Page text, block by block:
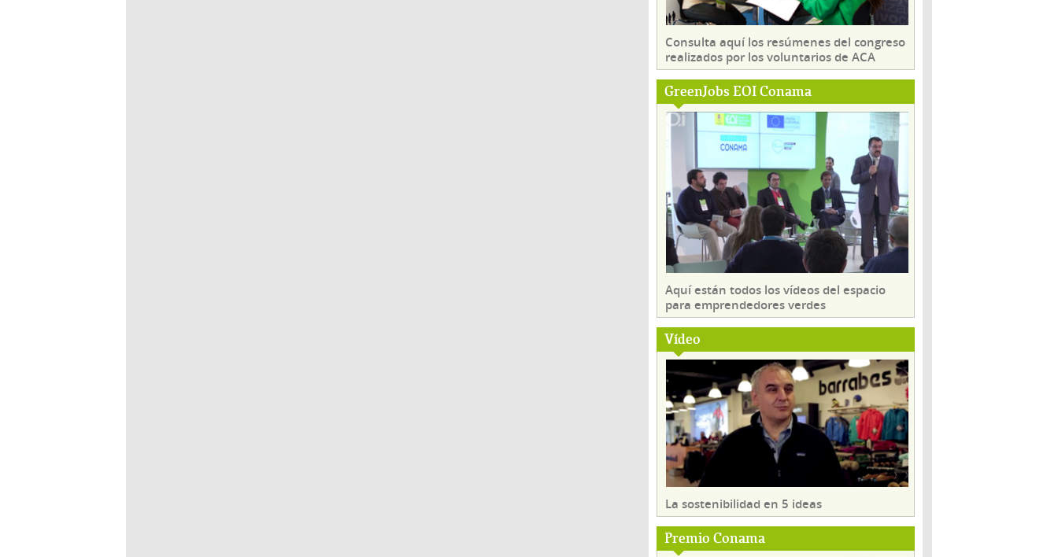
Consulta aquí los resúmenes del congreso
realizados por los voluntarios de ACA
GreenJobs EOI Conama
Aquí están todos los vídeos del espacio
para emprendedores verdes
Vídeo
La sostenibilidad en 5 ideas
Premio Conama